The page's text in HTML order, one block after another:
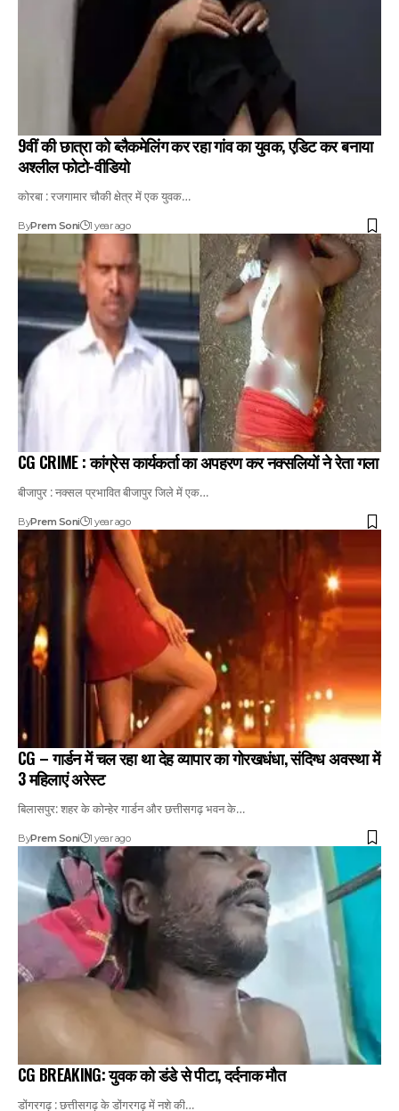
9वीं की छात्रा को ब्लैकमेलिंग कर रहा गांव का युवक, एडिट कर बनाया
अश्लील फोटो-वीडियो
कोरबा : रजगामार चौकी क्षेत्र में एक युवक…
ByPrem Soni 1 year ago
CG CRIME : कांग्रेस कार्यकर्ता का अपहरण कर नक्सलियों ने रेता गला
बीजापुर : नक्सल प्रभावित बीजापुर जिले में एक…
ByPrem Soni 1 year ago
CG – गार्डन में चल रहा था देह व्यापार का गोरखधंधा, संदिग्ध अवस्था में
3 महिलाएं अरेस्ट
बिलासपुर: शहर के कोन्हेर गार्डन और छत्तीसगढ़ भवन के…
ByPrem Soni 1 year ago
CG BREAKING: युवक को डंडे से पीटा, दर्दनाक मौत
डोंगरगढ़ : छत्तीसगढ़ के डोंगरगढ़ में नशे की…